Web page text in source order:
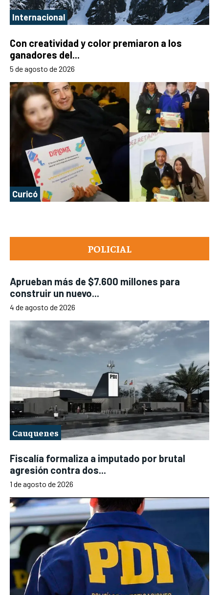
POLICIAL
Aprueban más de $7.600 millones para
construir un nuevo...
4 de agosto de 2026
Cauquenes
Fiscalía formaliza a imputado por brutal
agresión contra dos...
1 de agosto de 2026
Internacional
Con creatividad y color premiaron a los
ganadores del...
5 de agosto de 2026
Curicó